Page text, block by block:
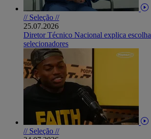
// Seleção //
25.07.2026
Diretor Técnico Nacional explica
selecionadores
// Seleção //